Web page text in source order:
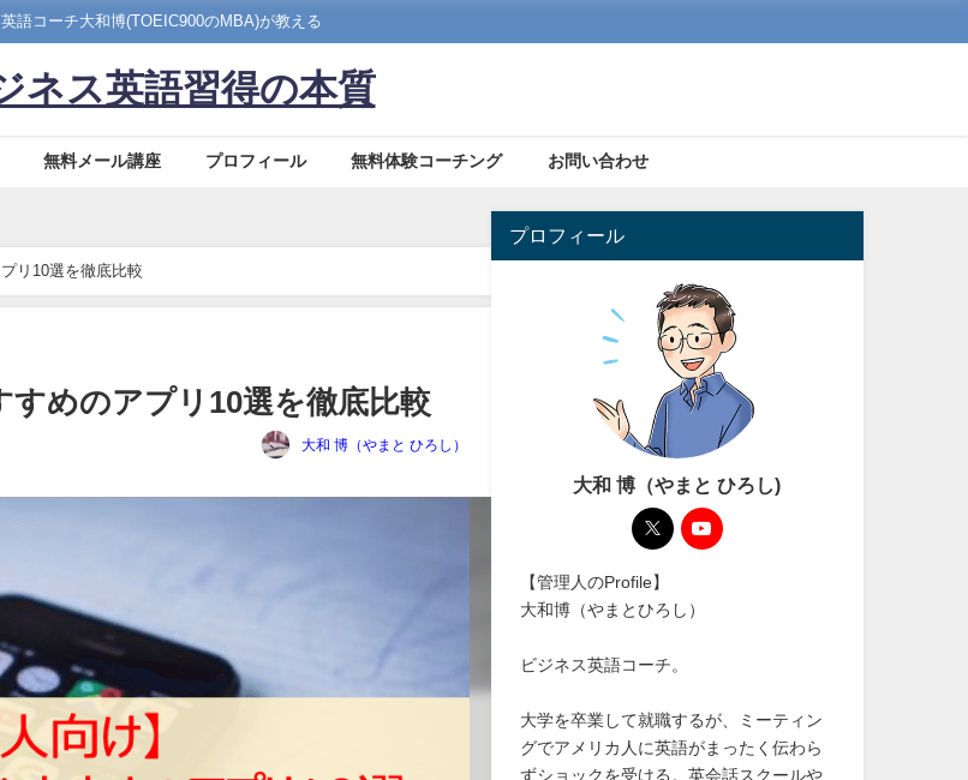
英語コーチ大和博(TOEIC900のMBA)が教える
ネス英語習得の本質
無料メール講座 プロフィール 無料体験コーチング お問い合わせ
リ10選を徹底比較
すめのアプリ10選を徹底比較
大和 博（やまと ひろし）
プロフィール
大和 博（やまと ひろし)
【管理人のProfile】
大和博（やまとひろし）
ビジネス英語コーチ。
大学を卒業して就職するが、ミーティン
グでアメリカ人に英語がまったく伝わら
ずショックを受ける。英会話スクールや